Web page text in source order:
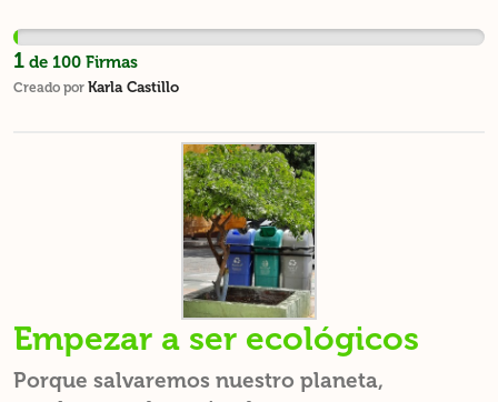
1 de 100 Firmas
Creado por Karla Castillo
Empezar a ser ecológicos
Porque salvaremos nuestro planeta,